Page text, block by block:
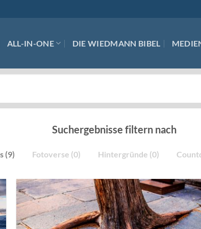
ALL-IN-ONE DIE WIEDMANN BIBEL
Suchergebnisse filtern nach
(9) Fotoverse (0) Hintergründe (0)